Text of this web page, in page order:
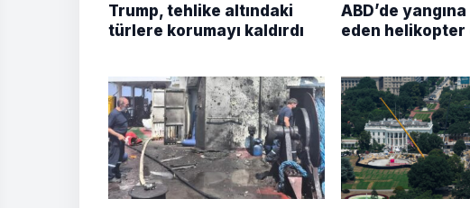
Trump, tehlike altındaki
türlere korumayı kaldırdı
ABD’de
eden helikopter